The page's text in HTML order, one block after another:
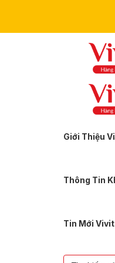
Giới Thiệu
Thông Tin
Tin Mới